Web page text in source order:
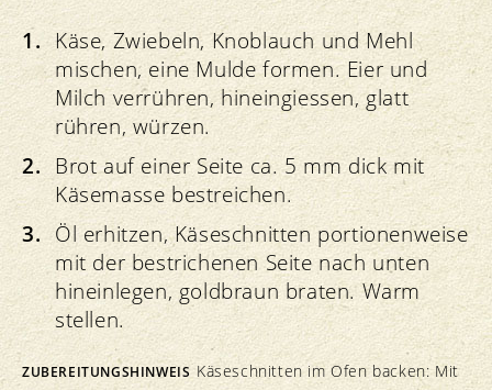
Käse, Zwiebeln, Knoblauch und Mehl
mischen, eine Mulde formen. Eier und
Milch verrühren, hineingiessen, glatt
rühren, würzen.
Brot auf einer Seite ca. 5 mm dick mit
Käsemasse bestreichen.
Öl erhitzen, Käseschnitten portionenweise
mit der bestrichenen Seite nach unten
hineinlegen, goldbraun braten. Warm
stellen.
ZUBEREITUNGSHINWEIS Käseschnitten im Ofen backen: Mit